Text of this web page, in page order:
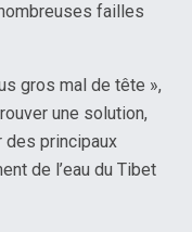
failles
gros mal de tête »,
une solution,
des principaux
de l’eau du Tibet